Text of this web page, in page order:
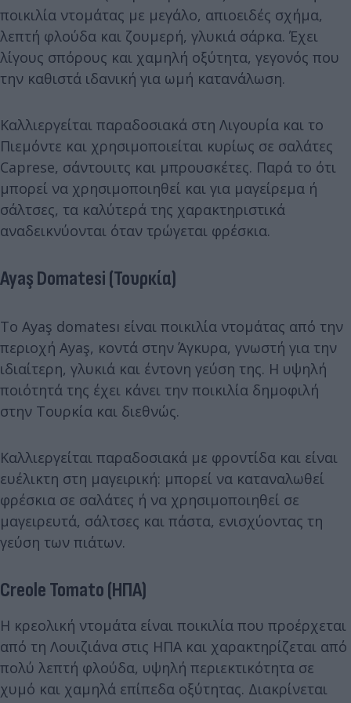
ποικιλία ντομάτας με μεγάλο, απιοειδές σχήμα,
λεπτή φλούδα και ζουμερή, γλυκιά σάρκα. Έχει
λίγους σπόρους και χαμηλή οξύτητα, γεγονός που
την καθιστά ιδανική για ωμή κατανάλωση.
Καλλιεργείται παραδοσιακά στη Λιγουρία και το
Πιεμόντε και χρησιμοποιείται κυρίως σε σαλάτες
Caprese, σάντουιτς και μπρουσκέτες. Παρά το ότι
μπορεί να χρησιμοποιηθεί και για μαγείρεμα ή
σάλτσες, τα καλύτερά της χαρακτηριστικά
αναδεικνύονται όταν τρώγεται φρέσκια.
Ayaş Domatesi (Τουρκία)
Το Ayaş domatesı είναι ποικιλία ντομάτας από την
περιοχή Ayaş, κοντά στην Άγκυρα, γνωστή για την
ιδιαίτερη, γλυκιά και έντονη γεύση της. Η υψηλή
ποιότητά της έχει κάνει την ποικιλία δημοφιλή
στην Τουρκία και διεθνώς.
Καλλιεργείται παραδοσιακά με φροντίδα και είναι
ευέλικτη στη μαγειρική: μπορεί να καταναλωθεί
φρέσκια σε σαλάτες ή να χρησιμοποιηθεί σε
μαγειρευτά, σάλτσες και πάστα, ενισχύοντας τη
γεύση των πιάτων.
Creole Tomato (ΗΠΑ)
Η κρεολική ντομάτα είναι ποικιλία που προέρχεται
από τη Λουιζιάνα στις ΗΠΑ και χαρακτηρίζεται από
πολύ λεπτή φλούδα, υψηλή περιεκτικότητα σε
χυμό και χαμηλά επίπεδα οξύτητας. Διακρίνεται